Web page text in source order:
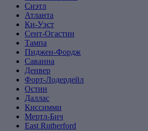
Сиэтл
Атланта
Ки-Уэст
Сент-Огастин
Тампа
Пиджен-Фордж
Саванна
Денвер
Форт-Лодердейл
Остин
Даллас
Киссимми
Мертл-Бич
East Rutherford